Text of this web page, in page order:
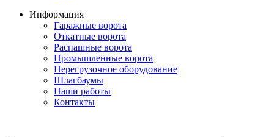
Информация
Гаражные ворота
Откатные ворота
Распашные ворота
Промышленные ворота
Перегрузочное оборудование
Шлагбаумы
Наши работы
Контакты